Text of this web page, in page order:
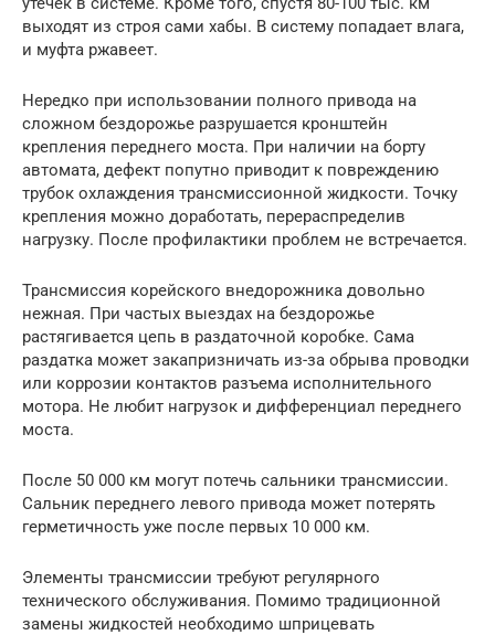
выходят из строя сами хабы. В систему попадает влага,
и муфта ржавеет.
Нередко при использовании полного привода на
сложном бездорожье разрушается кронштейн
крепления переднего моста. При наличии на борту
автомата, дефект попутно приводит к повреждению
трубок охлаждения трансмиссионной жидкости. Точку
крепления можно доработать, перераспределив
нагрузку. После профилактики проблем не встречается.
Трансмиссия корейского внедорожника довольно
нежная. При частых выездах на бездорожье
растягивается цепь в раздаточной коробке. Сама
раздатка может закапризничать из-за обрыва проводки
или коррозии контактов разъема исполнительного
мотора. Не любит нагрузок и дифференциал переднего
моста.
После 50 000 км могут потечь сальники трансмиссии.
Сальник переднего левого привода может потерять
герметичность уже после первых 10 000 км.
Элементы трансмиссии требуют регулярного
технического обслуживания. Помимо традиционной
замены жидкостей необходимо шприцевать